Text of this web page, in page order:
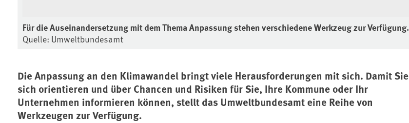
Für die Auseinandersetzung mit dem Thema Anpassung stehen verschiedene Werkzeug zur Verfügung.
Quelle: Umweltbundesamt
Die Anpassung an den Klimawandel bringt viele Herausforderungen mit sich. Damit Sie
sich orientieren und über Chancen und Risiken für Sie, Ihre Kommune oder Ihr
Unternehmen informieren können, stellt das Umweltbundesamt eine Reihe von
Werkzeugen zur Verfügung.